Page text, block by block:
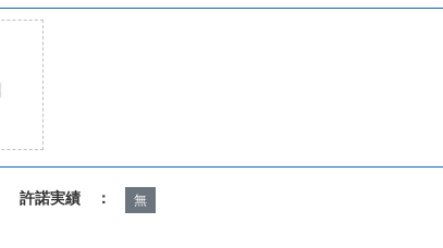
許諾実績 ： 無